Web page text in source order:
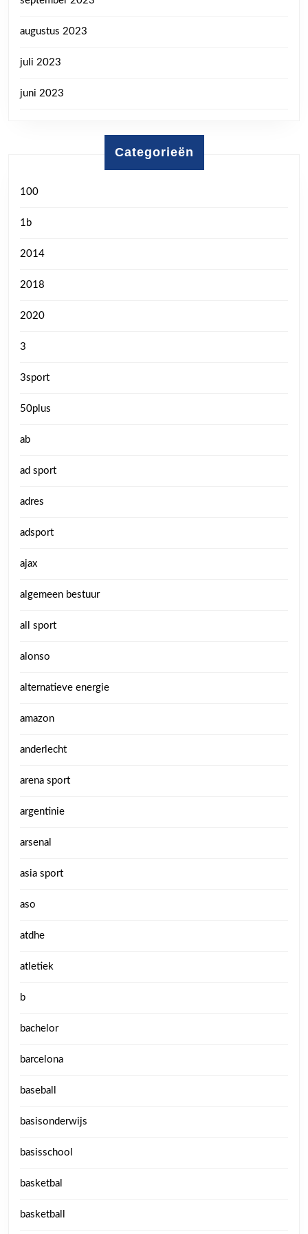
augustus 2023
juli 2023
juni 2023
Categorieën
100
1b
2014
2018
2020
3
3sport
50plus
ab
ad sport
adres
adsport
ajax
algemeen bestuur
all sport
alonso
alternatieve energie
amazon
anderlecht
arena sport
argentinie
arsenal
asia sport
aso
atdhe
atletiek
b
bachelor
barcelona
baseball
basisonderwijs
basisschool
basketbal
basketball